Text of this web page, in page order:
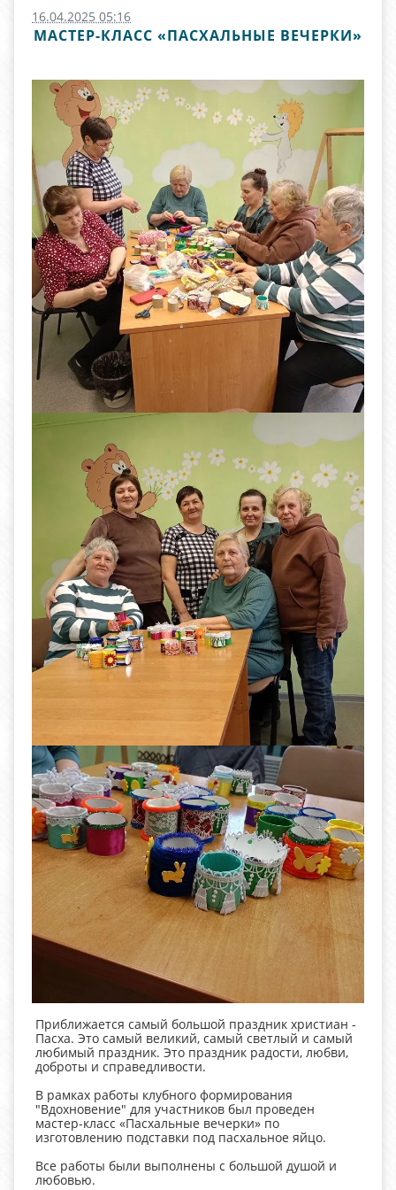
16.04.2025 05:16
МАСТЕР-КЛАСС «ПАСХАЛЬНЫЕ ВЕЧЕРКИ»
Приближается самый большой праздник христиан -
Пасха. Это самый великий, самый светлый и самый
любимый праздник. Это праздник радости, любви,
доброты и справедливости.
В рамках работы клубного формирования
"Вдохновение" для участников был проведен
мастер-класс «Пасхальные вечерки» по
изготовлению подставки под пасхальное яйцо.
Все работы были выполнены с большой душой и
любовью.